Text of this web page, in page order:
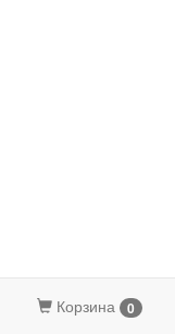
Корзина 0